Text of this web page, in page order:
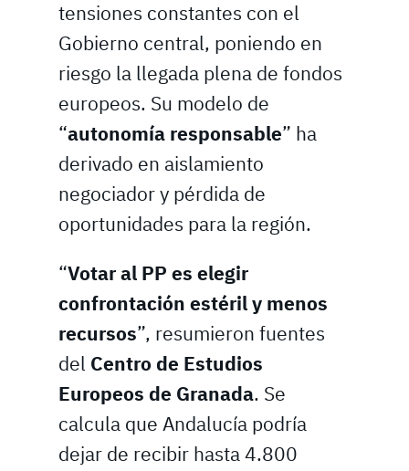
tensiones constantes con el
Gobierno central, poniendo en
riesgo la llegada plena de fondos
europeos. Su modelo de
“autonomía responsable” ha
derivado en aislamiento
negociador y pérdida de
oportunidades para la región.
“Votar al PP es elegir
confrontación estéril y menos
recursos”, resumieron fuentes
del Centro de Estudios
Europeos de Granada. Se
calcula que Andalucía podría
dejar de recibir hasta 4.800